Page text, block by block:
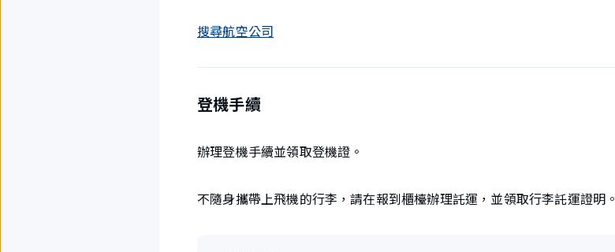
搜尋航空公司
登機手續
辦理登機手續並領取登機證。
不隨身攜帶上飛機的行李，請在報到櫃檯辦理託運，並領取行李託運證明。